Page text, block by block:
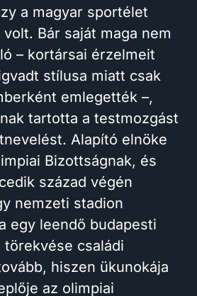
a magyar sportélet
Bár saját maga nem
– kortársai érzelmeit
stílusa miatt csak
emlegették –,
tartotta a testmozgást
Alapító elnöke
Bizottságnak, és
század végén
nemzeti stadion
egy leendő budapesti
törekvése családi
hiszen ükunokája
az olimpiai